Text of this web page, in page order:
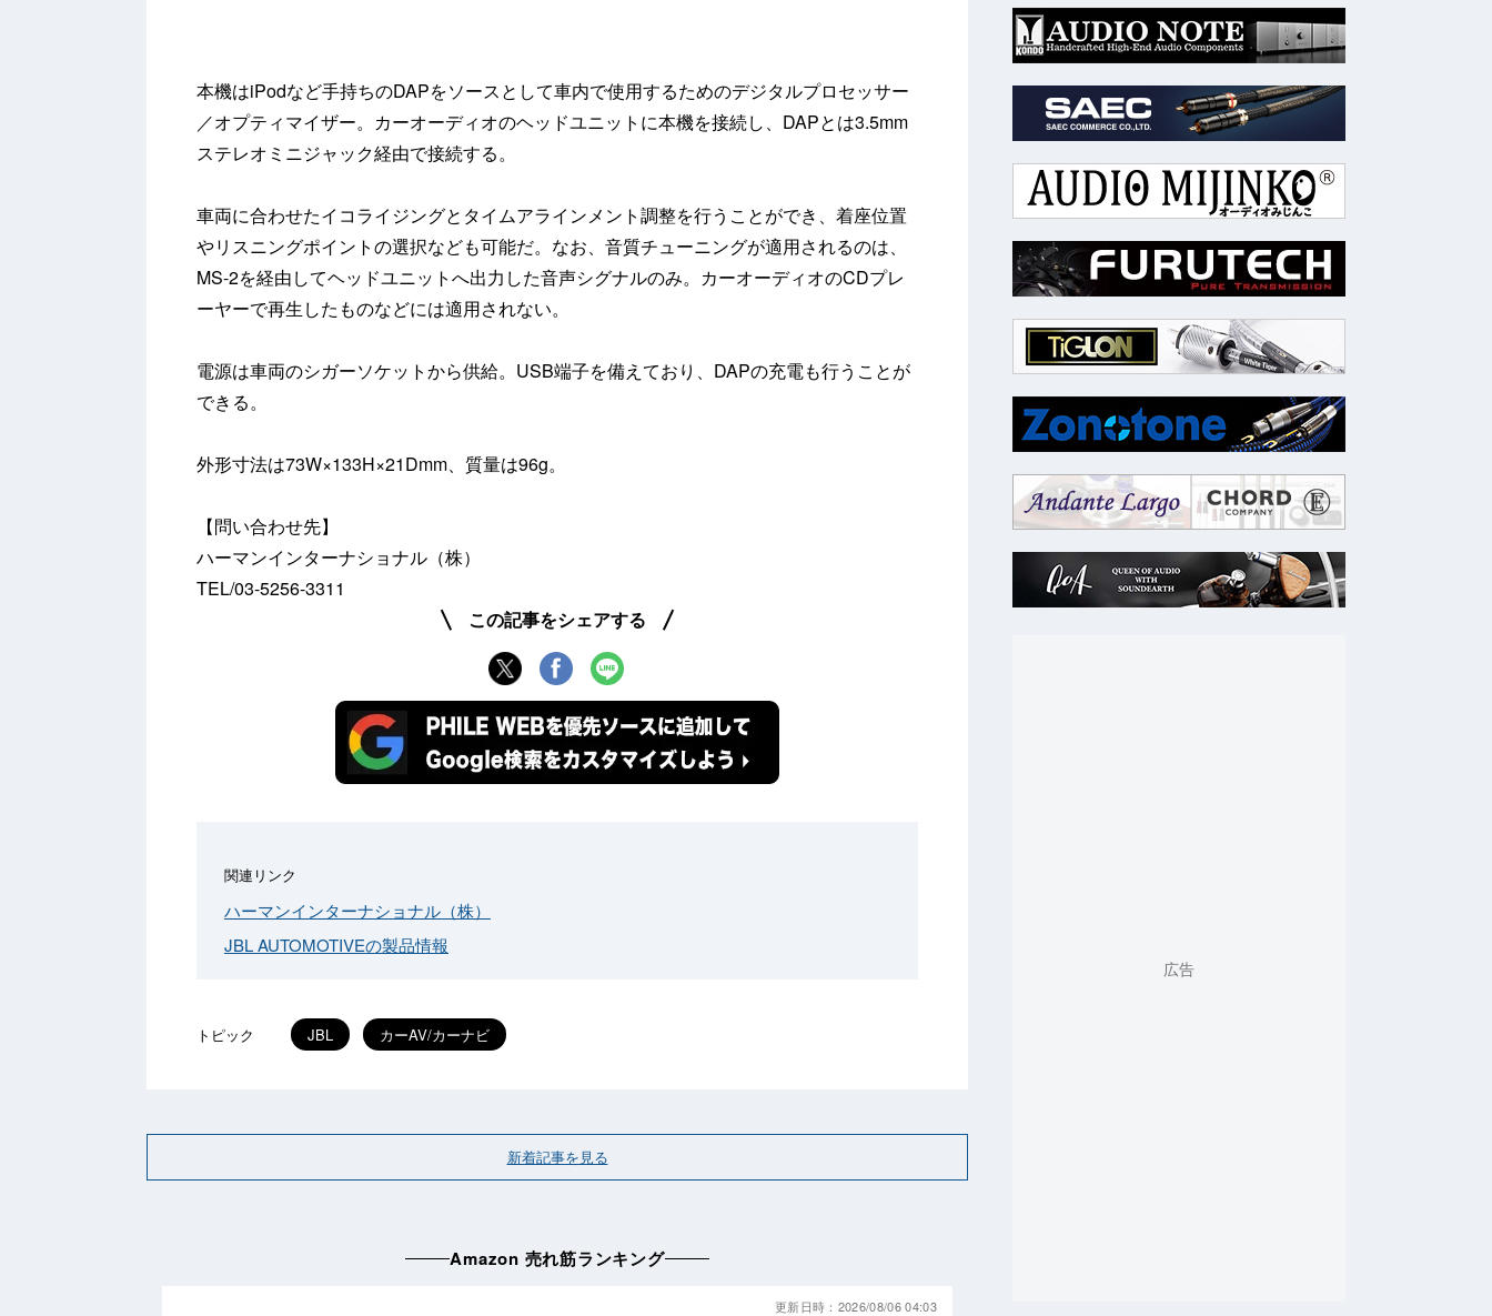
本機はiPodなど手持ちのDAPをソースとして車内で使用するためのデジタルプロセッサー
／オプティマイザー。カーオーディオのヘッドユニットに本機を接続し、DAPとは3.5mm
ステレオミニジャック経由で接続する。
車両に合わせたイコライジングとタイムアラインメント調整を行うことができ、着座位置
やリスニングポイントの選択なども可能だ。なお、音質チューニングが適用されるのは、
MS-2を経由してヘッドユニットへ出力した音声シグナルのみ。カーオーディオのCDプレ
ーヤーで再生したものなどには適用されない。
電源は車両のシガーソケットから供給。USB端子を備えており、DAPの充電も行うことが
できる。
外形寸法は73W×133H×21Dmm、質量は96g。
【問い合わせ先】
ハーマンインターナショナル（株）
TEL/03-5256-3311
この記事をシェアする
関連リンク
ハーマンインターナショナル（株）
JBL AUTOMOTIVEの製品情報
トピック JBL カーAV/カーナビ
新着記事を見る